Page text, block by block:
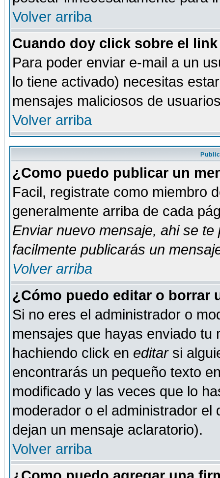
Volver arriba
Cuando doy click sobre el
Para poder enviar e-mail a un
lo tiene activado) necesitas
mensajes maliciosos de
Volver arriba
¿Como puedo publicar un
Facil, registrate como miembro
generalmente arriba de cada
Enviar nuevo mensaje, ahi se te
facilmente publicarás un
Volver arriba
¿Cómo puedo editar o borrar
Si no eres el administrador o
mensajes que hayas enviado tu
hachiendo click en editarsi
encontrarás un pequeño texto
modificado y las veces que lo
moderador o el administrador
dejan un mensaje aclaratorio).
Volver arriba